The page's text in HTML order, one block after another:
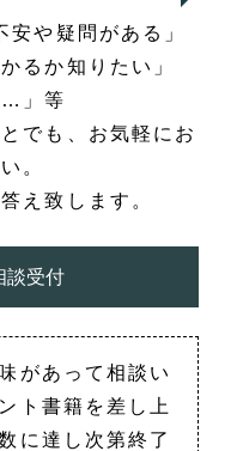
安や疑問がある」
るか知りたい」
…」等
でも、お気軽にお
。
え致します。
談受付
があって相談い
ト書籍を差し上
に達し次第終了